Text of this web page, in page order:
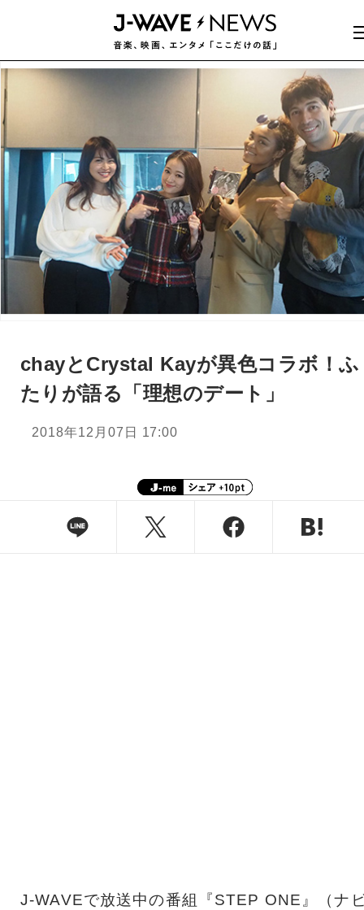
chayとCrystal Kayが異色コラボ！ふ
たりが語る「理想のデート」
2018年12月07日 17:00
J-WAVEで放送中の番組『STEP ONE』（ナ